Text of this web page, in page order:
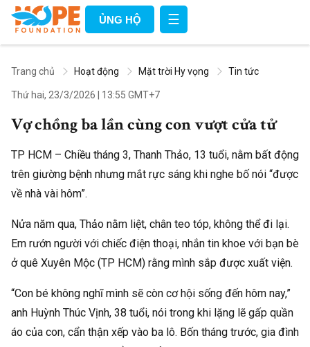
ỦNG HỘ ☰
Trang chủ Hoạt động Mặt trời Hy vọng Tin tức
Thứ hai, 23/3/2026 13:55 GMT+7
Vợ chồng ba lần cùng con vượt cửa tử
TP HCM – Chiều tháng 3, Thanh Thảo, 13 tuổi, nằm bất động
trên giường bệnh nhưng mắt rực sáng khi nghe bố nói “được
về nhà vài hôm”.
Nửa năm qua, Thảo nằm liệt, chân teo tóp, không thể đi lại.
Em rướn người với chiếc điện thoại, nhắn tin khoe với bạn bè
ở quê Xuyên Mộc (TP HCM) rằng mình sắp được xuất viện.
“Con bé không nghĩ mình sẽ còn cơ hội sống đến hôm nay,”
anh Huỳnh Thúc Vịnh, 38 tuổi, nói trong khi lặng lẽ gấp quần
áo của con, cẩn thận xếp vào ba lô. Bốn tháng trước, gia đình